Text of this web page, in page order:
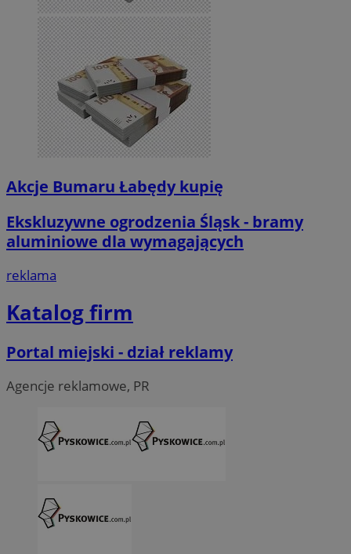
Akcje Bumaru Łabędy kupię
Ekskluzywne ogrodzenia Śląsk - bramy
aluminiowe dla wymagających
reklama
Katalog firm
Portal miejski - dział reklamy
Agencje reklamowe, PR